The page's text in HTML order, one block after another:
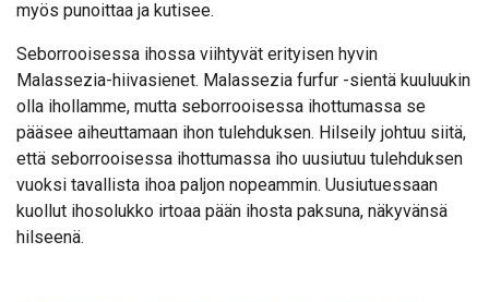
myös punoittaa ja kutisee.
Seborrooisessa ihossa viihtyvät erityisen hyvin
Malassezia-hiivasienet. Malassezia furfur -sientä kuuluukin
olla ihollamme, mutta seborrooisessa ihottumassa se
pääsee aiheuttamaan ihon tulehduksen. Hilseily johtuu siitä,
että seborrooisessa ihottumassa iho uusiutuu tulehduksen
vuoksi tavallista ihoa paljon nopeammin. Uusiutuessaan
kuollut ihosolukko irtoaa pään ihosta paksuna, näkyvänsä
hilseenä.